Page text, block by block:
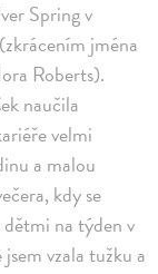
Spring v
jména
Roberts).
naučila
velmi
a malou
kdy se
dětmi na týden v
vzala tužku a